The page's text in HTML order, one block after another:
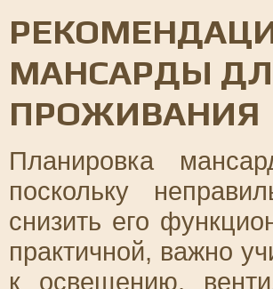
МАНСАРДЫ
ПРОЖИВАНИЯ
Планировка
поскольку
снизить его
практичной, важно
к освещению,